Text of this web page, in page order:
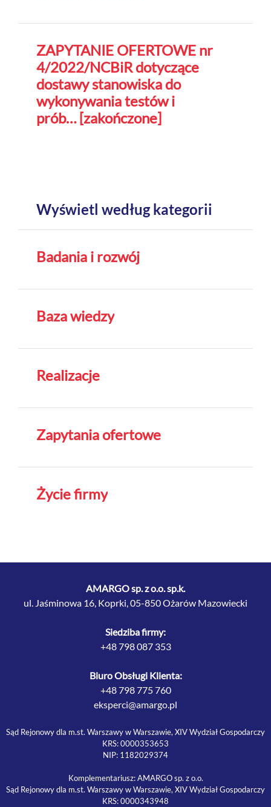
ZAPYTANIE OFERTOWE nr
4/2022/NCBiR dotyczące
dostawy stanowiska do
wykonywania testów i
prób… [zakończone]
Wyświetl według kategorii
Badania i rozwój
Baza wiedzy
Realizacje
Zapytania ofertowe
Życie firmy
AMARGO sp. z o.o. sp.k.
ul. Jaśminowa 16, Koprki, 05-850 Ożarów Mazowiecki
Siedziba firmy:
+48 798 087 353
Biuro Obsługi Klienta:
+48 798 775 760
eksperci@amargo.pl
Sąd Rejonowy dla m.st. Warszawy w Warszawie, XIV Wydział Gospodarczy
KRS: 0000353653
NIP: 1182029374
Komplementariusz: AMARGO sp. z o.o.
Sąd Rejonowy dla m.st. Warszawy w Warszawie, XIV Wydział Gospodarczy
KRS: 0000343948